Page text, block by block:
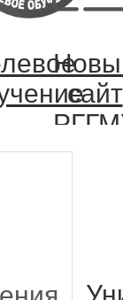
сайт